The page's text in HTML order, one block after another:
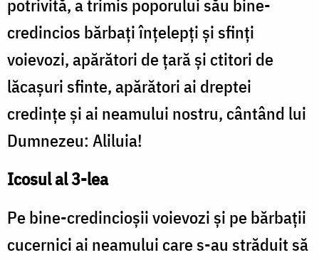
potrivită, a trimis poporului său bine-
credincios bărbaţi înţelepţi şi sfinţi
voievozi, apărători de ţară şi ctitori de
lăcaşuri sfinte, apărători ai dreptei
credinţe şi ai neamului nostru, cântând lui
Dumnezeu: Aliluia!
Icosul al 3-lea
Pe bine-credincioşii voievozi şi pe bărbaţii
cucernici ai neamului care s-au străduit să